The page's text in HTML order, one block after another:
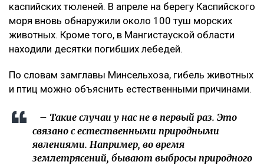
каспийских тюленей. В апреле на берегу Каспийского
моря вновь обнаружили около 100 туш морских
животных. Кроме того, в Мангистауской области
находили десятки погибших лебедей.
По словам замглавы Минсельхоза, гибель животных
и птиц можно объяснить естественными причинами.
– Такие случаи у нас не в первый раз. Это
связано с естественными природными
явлениями. Например, во время
землетрясений, бывают выбросы природного